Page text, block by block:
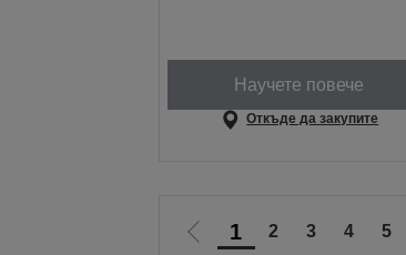
Научете повече
Откъде да закупите
Отиди
1 2 3 4 5